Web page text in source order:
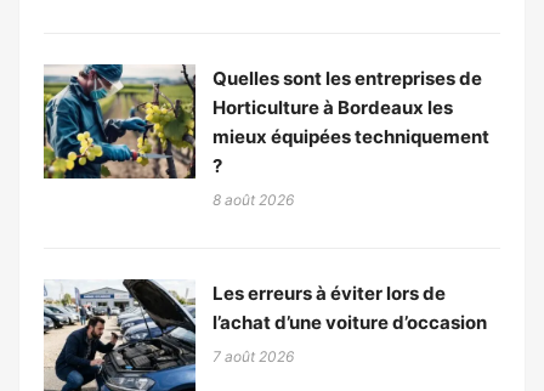
Quelles sont les entreprises de
Horticulture à Bordeaux les
mieux équipées techniquement
?
8 août 2026
Les erreurs à éviter lors de
l’achat d’une voiture d’occasion
7 août 2026